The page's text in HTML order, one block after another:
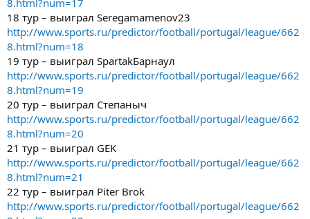
8.html?num=17
18 тур – выиграл Seregamamenov23
http://www.sports.ru/predictor/football/portugal/league/662
8.html?num=18
19 тур – выиграл SpartakБарнаул
http://www.sports.ru/predictor/football/portugal/league/662
8.html?num=19
20 тур – выиграл Степаныч
http://www.sports.ru/predictor/football/portugal/league/662
8.html?num=20
21 тур – выиграл GEK
http://www.sports.ru/predictor/football/portugal/league/662
8.html?num=21
22 тур – выиграл Piter Brok
http://www.sports.ru/predictor/football/portugal/league/662